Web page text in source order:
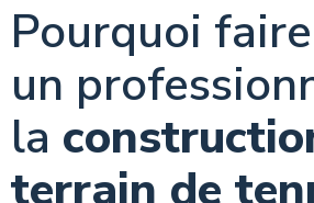
Pourquoi
un
la
terrain de